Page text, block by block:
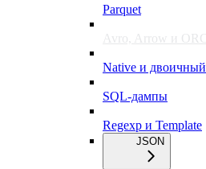
Parquet
Avro, Arrow и ORC
Native и двоичный
SQL-дампы
Regexp и Template
JSON